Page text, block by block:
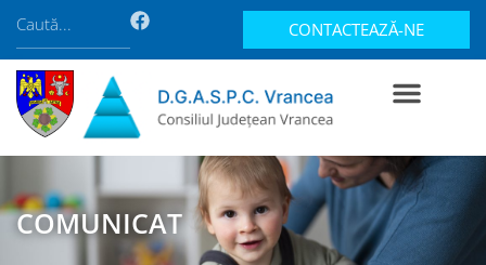
CONTACTEAZĂ-NE
COMUNICAT